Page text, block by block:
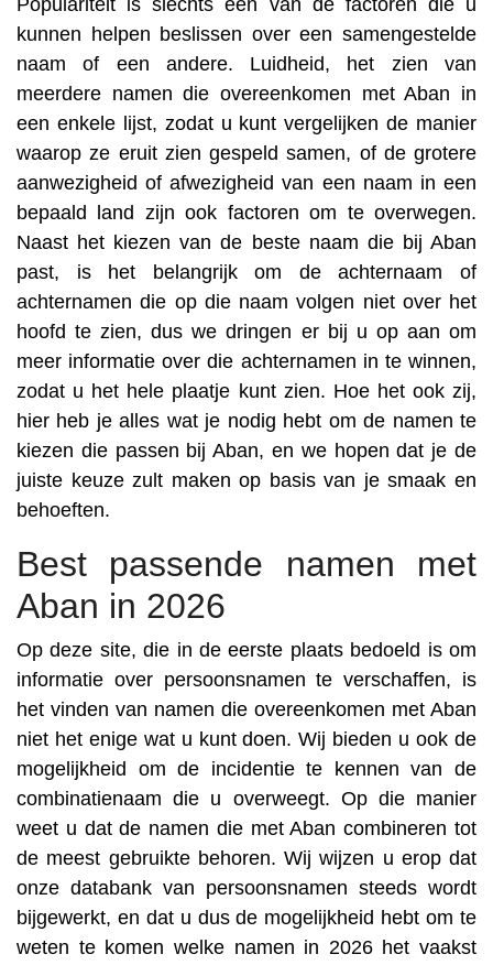
Populariteit is slechts een van de factoren die u
kunnen helpen beslissen over een samengestelde
naam of een andere. Luidheid, het zien van
meerdere namen die overeenkomen met Aban in
een enkele lijst, zodat u kunt vergelijken de manier
waarop ze eruit zien gespeld samen, of de grotere
aanwezigheid of afwezigheid van een naam in een
bepaald land zijn ook factoren om te overwegen.
Naast het kiezen van de beste naam die bij Aban
past, is het belangrijk om de achternaam of
achternamen die op die naam volgen niet over het
hoofd te zien, dus we dringen er bij u op aan om
meer informatie over die achternamen in te winnen,
zodat u het hele plaatje kunt zien. Hoe het ook zij,
hier heb je alles wat je nodig hebt om de namen te
kiezen die passen bij Aban, en we hopen dat je de
juiste keuze zult maken op basis van je smaak en
behoeften.
Best passende namen met
Aban in 2026
Op deze site, die in de eerste plaats bedoeld is om
informatie over persoonsnamen te verschaffen, is
het vinden van namen die overeenkomen met Aban
niet het enige wat u kunt doen. Wij bieden u ook de
mogelijkheid om de incidentie te kennen van de
combinatienaam die u overweegt. Op die manier
weet u dat de namen die met Aban combineren tot
de meest gebruikte behoren. Wij wijzen u erop dat
onze databank van persoonsnamen steeds wordt
bijgewerkt, en dat u dus de mogelijkheid hebt om te
weten te komen welke namen in 2026 het vaakst